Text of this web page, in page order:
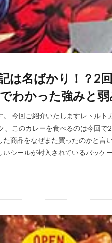
は名ばかり！？2
わかった強みと弱
今回ご紹介いたしますレトルト
、このカレーを食べるのは今回で
商品をなぜまた買ったのかと言
いシールが封入されているパッケ